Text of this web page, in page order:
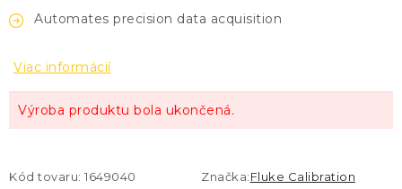
Automates precision data acquisition
Viac informácií
Výroba produktu bola ukončená.
Kód tovaru: 1649040 Značka:Fluke Calibration